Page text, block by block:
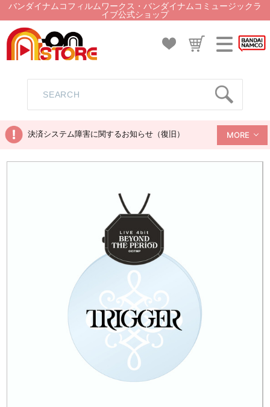
バンダイナムコフィルムワークス・バンダイナムコミュージックラ
イブ公式ショップ
決済システム障害に関するお知らせ（復旧） MORE